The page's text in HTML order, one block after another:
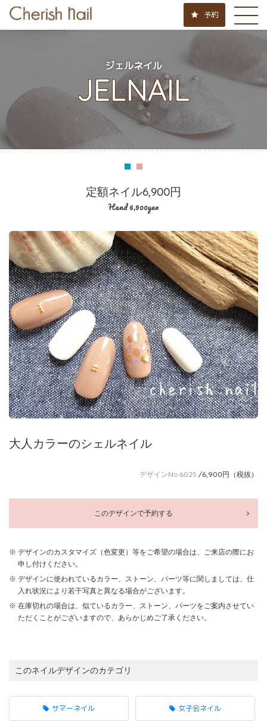
予約
ジェルネイル
JELNAIL
定額ネイル6,900円
Hand 6,900yen
大人カラーのシェルネイル
デザインNo.6025 /6,900円（税抜）
このデザインで予約する
デザインのカスタマイズ（色変更）等をご希望の場合は、ご来店の際にお
申し付けください。
デザインに使われているカラー、ストーン、パーツ等に関しましては、仕
入れ状況により若干写真と異なる場合がございます。
在庫切れの場合は、似ているカラー、ストーン、パーツをご案内させてい
ただくことがございますので、あらかじめご了承ください。
このネイルデザインのカテゴリ
サマーネイル 女子会ネイル